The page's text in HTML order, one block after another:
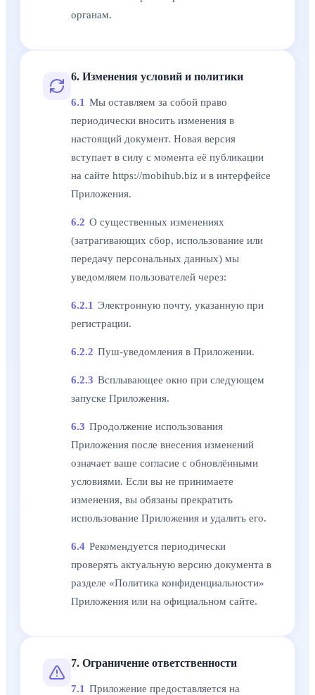
органам.
6. Изменения условий и политики
6.1 Мы оставляем за собой право
периодически вносить изменения в
настоящий документ. Новая версия
вступает в силу с момента её публикации
на сайте https://mobihub.biz и в интерфейсе
Приложения.
6.2 О существенных изменениях
(затрагивающих сбор, использование или
передачу персональных данных) мы
уведомляем пользователей через:
6.2.1 Электронную почту, указанную при
регистрации.
6.2.2 Пуш-уведомления в Приложении.
6.2.3 Всплывающее окно при следующем
запуске Приложения.
6.3 Продолжение использования
Приложения после внесения изменений
означает ваше согласие с обновлёнными
условиями. Если вы не принимаете
изменения, вы обязаны прекратить
использование Приложения и удалить его.
6.4 Рекомендуется периодически
проверять актуальную версию документа в
разделе «Политика конфиденциальности»
Приложения или на официальном сайте.
7. Ограничение ответственности
7.1 Приложение предоставляется на